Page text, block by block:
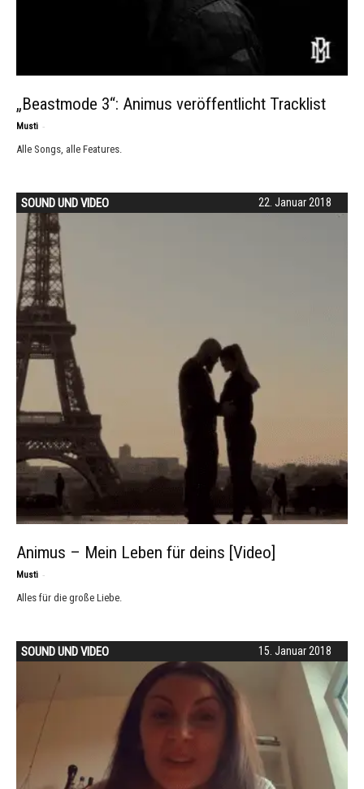
„Beastmode 3“: Animus veröffentlicht Tracklist
Musti -
Alle Songs, alle Features.
22. Januar 2018
SOUND UND VIDEO
Animus – Mein Leben für deins [Video]
Musti -
Alles für die große Liebe.
15. Januar 2018
SOUND UND VIDEO